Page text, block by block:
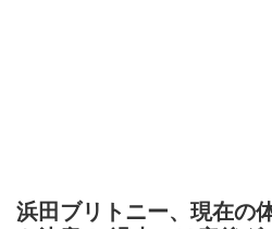
浜田ブリトニー、現在の